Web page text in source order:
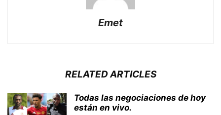
Emet
RELATED ARTICLES
Todas las negociaciones de hoy
están en vivo.